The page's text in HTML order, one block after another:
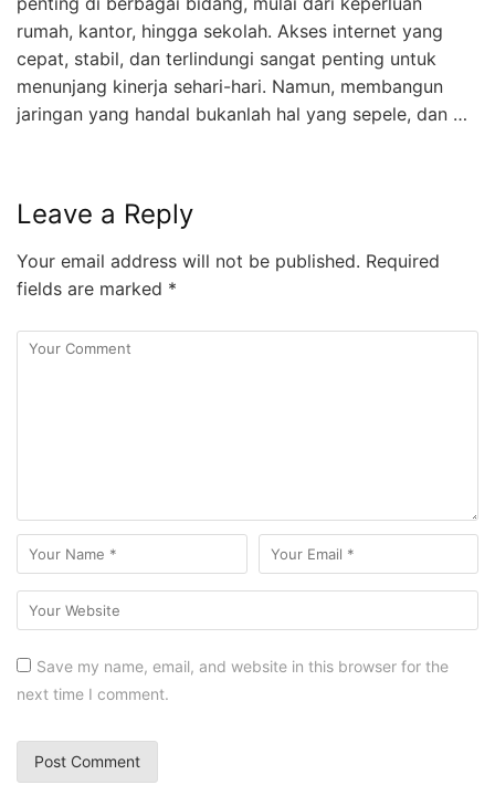
rumah, kantor, hingga sekolah. Akses internet yang
cepat, stabil, dan terlindungi sangat penting untuk
menunjang kinerja sehari-hari. Namun, membangun
jaringan yang handal bukanlah hal yang sepele, dan …
Leave a Reply
Your email address will not be published. Required
fields are marked *
Save my name, email, and website in this browser for the
next time I comment.